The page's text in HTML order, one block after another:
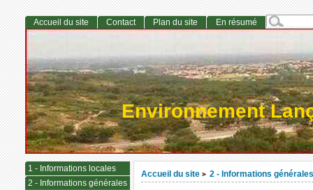
Environnement
Accueil du site > 2 - Informations générales
Accueil du site Contact Plan du site En résumé
1 - Informations locales
2 - Informations générales